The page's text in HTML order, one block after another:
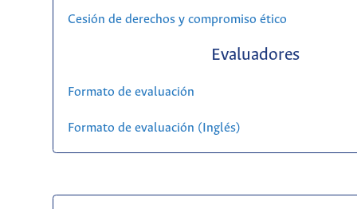
Cesión de derechos y compromiso ético
Evaluadores
Formato de evaluación
Formato de evaluación (Inglés)